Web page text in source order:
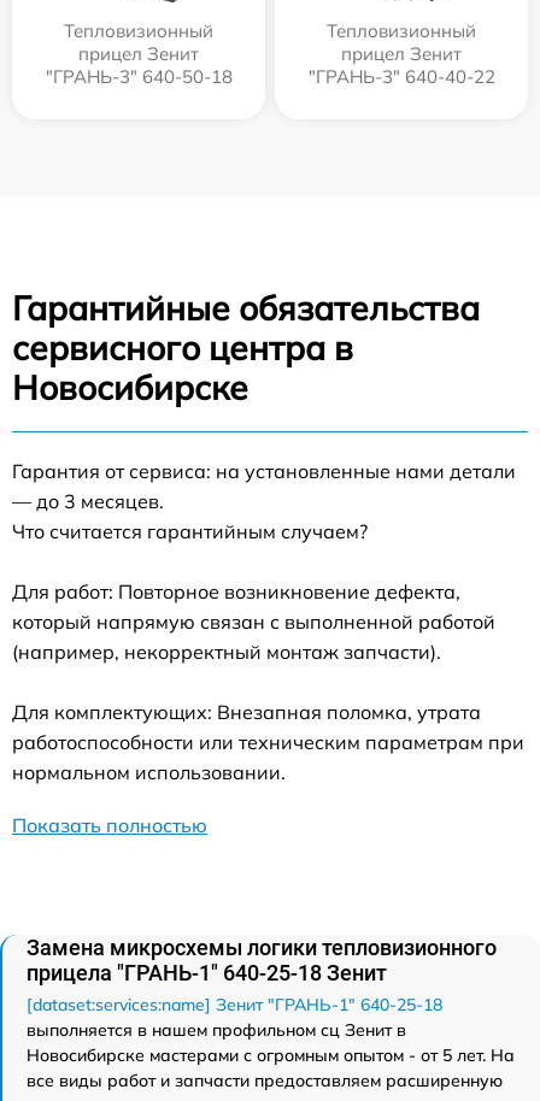
Тепловизионный
прицел Зенит
"ГРАНЬ-3" 640-50-18
Тепловизионный
прицел Зенит
"ГРАНЬ-3" 640-40-22
Гарантийные обязательства
сервисного центра в
Новосибирске
Гарантия от сервиса: на установленные нами детали
— до 3 месяцев.
Что считается гарантийным случаем?
Для работ: Повторное возникновение дефекта,
который напрямую связан с выполненной работой
(например, некорректный монтаж запчасти).
Для комплектующих: Внезапная поломка, утрата
работоспособности или техническим параметрам при
нормальном использовании.
Показать полностью
Замена микросхемы логики тепловизионного
прицела "ГРАНЬ-1" 640-25-18 Зенит
[dataset:services:name] Зенит "ГРАНЬ-1" 640-25-18
выполняется в нашем профильном сц Зенит в
Новосибирске мастерами с огромным опытом - от 5 лет. На
все виды работ и запчасти предоставляем расширенную